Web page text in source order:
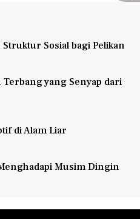
Sosial bagi Pelikan
yang Senyap dari
di Alam Liar
Musim Dingin